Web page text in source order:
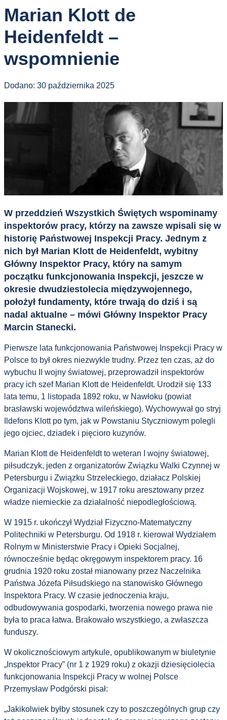
Marian Klott de
Heidenfeldt –
wspomnienie
Dodano: 30 października 2025
W przeddzień Wszystkich Świętych wspominamy
inspektorów pracy, którzy na zawsze wpisali się w
historię Państwowej Inspekcji Pracy. Jednym z
nich był Marian Klott de Heidenfeldt, wybitny
Główny Inspektor Pracy, który na samym
początku funkcjonowania Inspekcji, jeszcze w
okresie dwudziestolecia międzywojennego,
położył fundamenty, które trwają do dziś i są
nadal aktualne – mówi Główny Inspektor Pracy
Marcin Stanecki.
Pierwsze lata funkcjonowania Państwowej Inspekcji Pracy w
Polsce to był okres niezwykle trudny. Przez ten czas, aż do
wybuchu II wojny światowej, przeprowadził inspektorów
pracy ich szef Marian Klott de Heidenfeldt. Urodził się 133
lata temu, 1 listopada 1892 roku, w Nawłoku (powiat
brasławski województwa wileńskiego). Wychowywał go stryj
Ildefons Klott po tym, jak w Powstaniu Styczniowym polegli
jego ojciec, dziadek i pięcioro kuzynów.
Marian Klott de Heidenfeldt to weteran I wojny światowej,
piłsudczyk, jeden z organizatorów Związku Walki Czynnej w
Petersburgu i Związku Strzeleckiego, działacz Polskiej
Organizacji Wojskowej, w 1917 roku aresztowany przez
władze niemieckie za działalność niepodległościową.
W 1915 r. ukończył Wydział Fizyczno-Matematyczny
Politechniki w Petersburgu. Od 1918 r. kierował Wydziałem
Rolnym w Ministerstwie Pracy i Opieki Socjalnej,
równocześnie będąc okręgowym inspektorem pracy. 16
grudnia 1920 roku został mianowany przez Naczelnika
Państwa Józefa Piłsudskiego na stanowisko Głównego
Inspektora Pracy. W czasie jednoczenia kraju,
odbudowywania gospodarki, tworzenia nowego prawa nie
była to praca łatwa. Brakowało wszystkiego, a zwłaszcza
funduszy.
W okolicznościowym artykule, opublikowanym w biuletynie
„Inspektor Pracy” (nr 1 z 1929 roku) z okazji dziesięciolecia
funkcjonowania Inspekcji Pracy w wolnej Polsce
Przemysław Podgórski pisał:
„Jakikolwiek byłby stosunek czy to poszczególnych grup czy